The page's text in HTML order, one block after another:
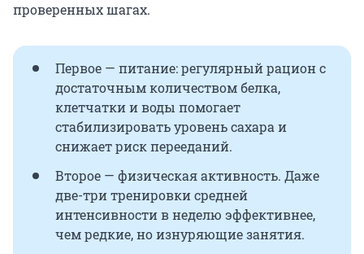
проверенных шагах.
Первое — питание: регулярный рацион с
достаточным количеством белка,
клетчатки и воды помогает
стабилизировать уровень сахара и
снижает риск перееданий.
Второе — физическая активность. Даже
две-три тренировки средней
интенсивности в неделю эффективнее,
чем редкие, но изнуряющие занятия.